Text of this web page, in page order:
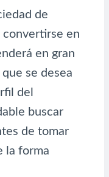
de
convertirse en
en gran
se desea
del
buscar
de tomar
la forma